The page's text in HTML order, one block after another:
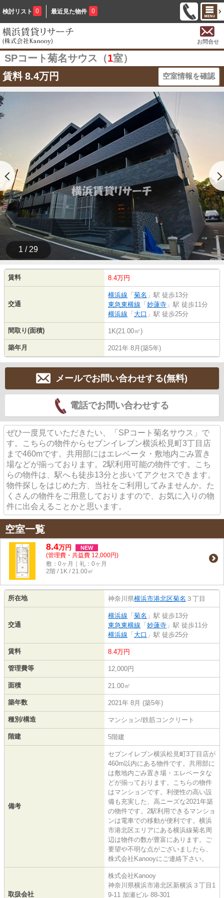
検討リスト 0 最近見た物件 0
お問合せ
SPコート菊名サウス（1室）
賃料 8.4万円 空室情報を確認
1 / 29
賃料 8.4万円
交通
横浜線 「 菊名 」駅 徒歩13分
東急東横線 「 妙蓮寺 」駅 徒歩11分
横浜線 「 大口 」駅 徒歩25分
間取り(面積) 1K(21.00㎡)
築年月 2021年 8月(築5年)
メールでお問い合わせする(無料)
電話でお問い合わせする
ぜひ一度見ていただきたい、「SPコート菊名サウス」で
す。こちらの物件からセブンイレブン横浜松見町3丁目店
まで460mです。共用部にはエレベータ・敷地内ごみ置き
場などが揃っております。2駅利用可能の物件です。こち
らの物件は、駅へも徒歩13分と歩いてアクセスできます。
物件探しをはじめた方、当社をご利用してみませんか。た
くさんの物件をご用意しておりますので、お気に入りの物
件に出会えることかと思います。
空室一覧
8.4万円 NEW
(管理費・共益費 12,000円)
敷：0ヶ月｜礼：0ヶ月
2階 / 1K / 21.00㎡
所在地 神奈川県横浜市港北区菊名 ３丁目
交通
横浜線 「 菊名 」駅 徒歩13分
東急東横線 「 妙蓮寺 」駅 徒歩11分
横浜線 「 大口 」駅 徒歩25分
賃料 8.4万円
管理費等 12,000円
面積 21.00㎡
築年数 2021年 8月 (築5年)
種別/構造 マンション/鉄筋コンクリート
階建 5階建
備考
セブンイレブン横浜松見町3丁目店が
460m以内にある物件です。共用部に
は敷地内ごみ置き場・エレベータな
どが揃っております。こちらの物件
はマンションです。利便性の高い設
備も充実した、高ニーズな2021年築
の物件です。2駅利用できるマンショ
ンは電車での移動が便利です。横浜
市港北区エリアにある横浜線菊名周
辺は物件の数が豊富にあります。ご
要望や不明な点がございましたら、
株式会社Kanooyにご連絡下さい。
取扱会社
株式会社Kanooy
神奈川県横浜市港北区新横浜３丁目1
9-11 加瀬ビル 88-301